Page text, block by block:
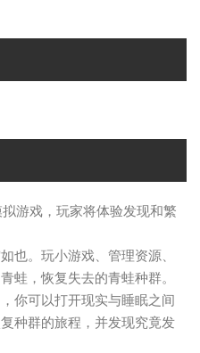
游戏，玩家将体验发现和繁
也。玩小游戏、管理资源、
蛙，恢复失去的青蛙种群。
你可以打开现实与睡眠之间
种群的旅程，并发现究竟发